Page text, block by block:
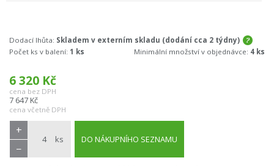
Dodací lhůta: Skladem v externím skladu (dodání cca 2 týdny)
Počet ks v balení: 1 ks Minimální množství v objednávce: 4 ks
6 320 Kč
cena bez DPH
7 647 Kč
cena včetně DPH
ks
+
−
DO NÁKUPNÍHO SEZNAMU